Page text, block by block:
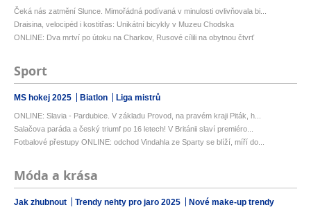
Čeká nás zatmění Slunce. Mimořádná podívaná v minulosti ovlivňovala bi...
Draisina, velocipéd i kostitřas: Unikátní bicykly v Muzeu Chodska
ONLINE: Dva mrtví po útoku na Charkov, Rusové cílili na obytnou čtvrť
Sport
MS hokej 2025 Biatlon Liga mistrů
ONLINE: Slavia - Pardubice. V základu Provod, na pravém kraji Piták, h...
Salačova paráda a český triumf po 16 letech! V Británii slaví premiéro...
Fotbalové přestupy ONLINE: odchod Vindahla ze Sparty se blíží, míří do...
Móda a krása
Jak zhubnout Trendy nehty pro jaro 2025 Nové make-up trendy